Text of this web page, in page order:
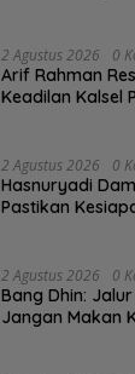
2 Agustus 2026 0
Arif Rahman
Keadilan Kalsel
2 Agustus 2026 0
Hasnuryadi
Pastikan
2 Agustus 2026 0
Bang Dhin:
Jangan Makan